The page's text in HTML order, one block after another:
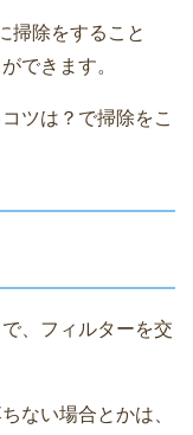
掃除をすること
できます。
ツは？で掃除をこ
、フィルターを交
ない場合とかは、